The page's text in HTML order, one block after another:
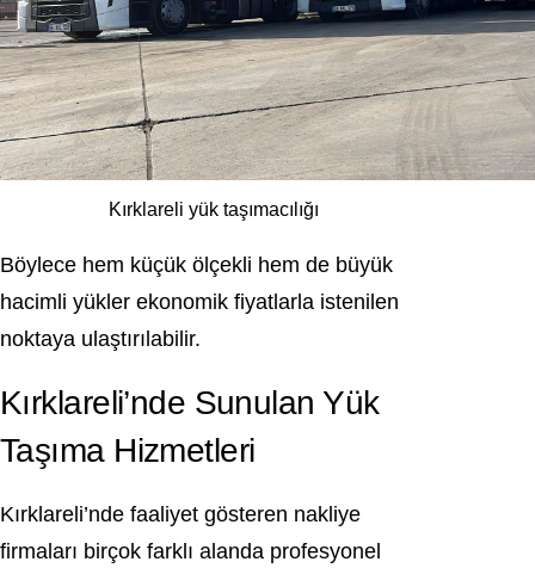
Kırklareli yük taşımacılığı
Böylece hem küçük ölçekli hem de büyük
hacimli yükler ekonomik fiyatlarla istenilen
noktaya ulaştırılabilir.
Kırklareli’nde Sunulan Yük
Taşıma Hizmetleri
Kırklareli’nde faaliyet gösteren nakliye
firmaları birçok farklı alanda profesyonel